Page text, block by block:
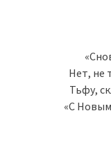
Нет, не
Тьфу,
«С